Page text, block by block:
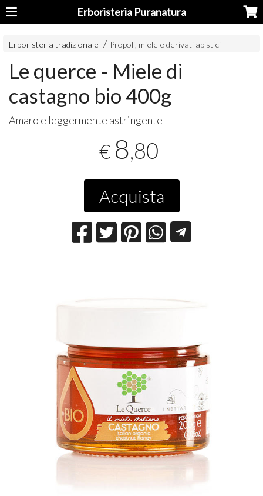
Erboristeria Puranatura
Erboristeria tradizionale Propoli, miele e derivati apistici
Le querce - Miele di
castagno bio 400g
Amaro e leggermente astringente
€ 8,80
Acquista